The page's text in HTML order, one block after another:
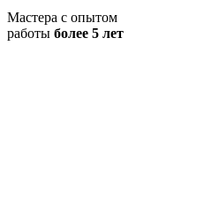
Мастера с опытом
работы более 5 лет